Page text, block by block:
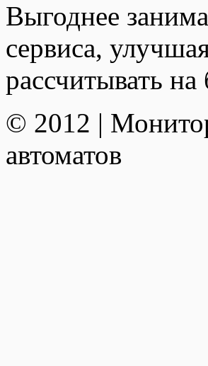
Выгоднее
сервиса,
рассчитывать
© 2012 |
автоматов